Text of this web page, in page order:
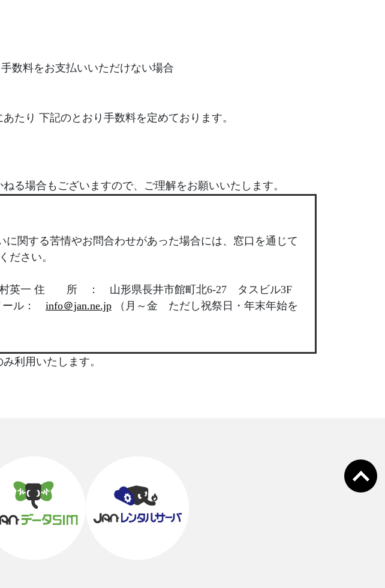
数料をお支払いいただけない場合
たり 下記のとおり手数料を定めております。
る場合もございますので、ご理解をお願いいたします。
関する苦情やお問合わせがあった場合には、窓口を通じて
ださい。
村英一 住 所 ： 山形県長井市館町北6-27 タスビル3F
ール： info＠jan.ne.jp （月～金 ただし祝祭日・年末年始を
利用いたします。